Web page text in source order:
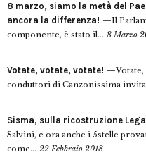
8 marzo, siamo la metà del
ancora la differenza!
Il
componente, è stato il... 8 Marzo
Votate, votate, votate!
conduttori di Canzonissima
Sisma, sulla ricostruzione
Salvini, e ora anche i 5stelle
come... 22 Febbraio 2018